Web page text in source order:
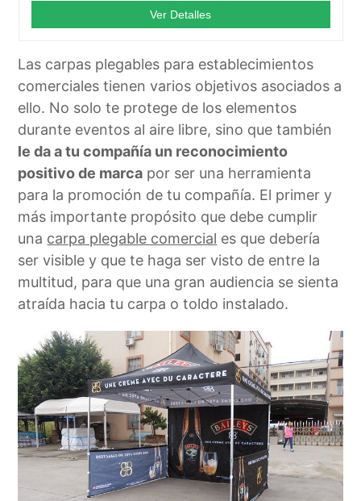
Ver Detalles
Las carpas plegables para establecimientos
comerciales tienen varios objetivos asociados a
ello. No solo te protege de los elementos
durante eventos al aire libre, sino que también
le da a tu compañía un reconocimiento
positivo de marca por ser una herramienta
para la promoción de tu compañía. El primer y
más importante propósito que debe cumplir
una carpa plegable comercial es que debería
ser visible y que te haga ser visto de entre la
multitud, para que una gran audiencia se sienta
atraída hacia tu carpa o toldo instalado.